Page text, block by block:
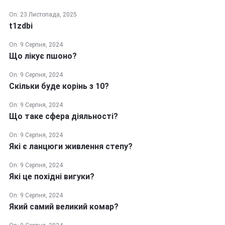
On: 23 Листопада, 2025
t1zdbi
On: 9 Серпня, 2024
Що лікує пшоно?
On: 9 Серпня, 2024
Скільки буде корінь з 10?
On: 9 Серпня, 2024
Що таке сфера діяльності?
On: 9 Серпня, 2024
Які є ланцюги живлення степу?
On: 9 Серпня, 2024
Які це похідні вигуки?
On: 9 Серпня, 2024
Який самий великий комар?